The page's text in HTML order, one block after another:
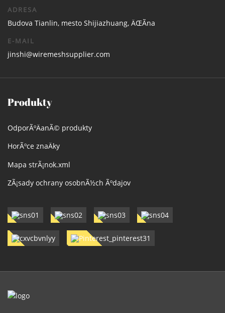
ADRESA
Budova Tianlin, mesto Shijiazhuang, ÄŒÃ­na
E-MAIL
jinshi@wiremeshsupplier.com
Produkty
OdporÃºÄanÃ© produkty
HorÃºce znaÄky
Mapa strÃ¡nok.xml
ZÃ¡sady ochrany osobnÃ½ch Ãºdajov